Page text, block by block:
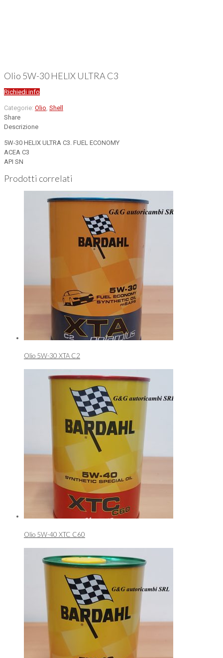
Olio 5W-30 HELIX ULTRA C3
Richiedi info
Categorie: Olio Shell
Share
Descrizione
5W-30 HELIX ULTRA C3. FUEL ECONOMY
ACEA C3
API SN
Prodotti correlati
Olio 5W-30 XTA C2
Olio 5W-40 XTC C60